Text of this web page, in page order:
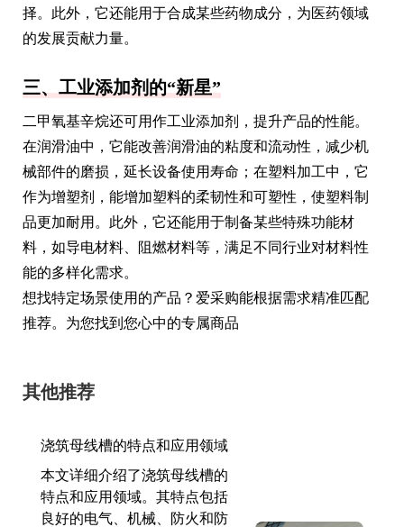
择。此外，它还能用于合成某些药物成分，为医药领域
的发展贡献力量。
三、工业添加剂的“新星”
二甲氧基辛烷还可用作工业添加剂，提升产品的性能。
在润滑油中，它能改善润滑油的粘度和流动性，减少机
械部件的磨损，延长设备使用寿命；在塑料加工中，它
作为增塑剂，能增加塑料的柔韧性和可塑性，使塑料制
品更加耐用。此外，它还能用于制备某些特殊功能材
料，如导电材料、阻燃材料等，满足不同行业对材料性
能的多样化需求。
想找特定场景使用的产品？爱采购能根据需求精准匹配
推荐。为您找到您心中的专属商品
其他推荐
浇筑母线槽的特点和应用领域
本文详细介绍了浇筑母线槽的
特点和应用领域。其特点包括
良好的电气、机械、防火和防